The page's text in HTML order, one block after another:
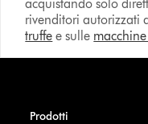
acquistando solo
rivenditori autorizzati
truffe e sulle
Prodotti